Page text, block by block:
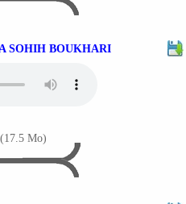
SOHIH BOUKHARI
Mo)